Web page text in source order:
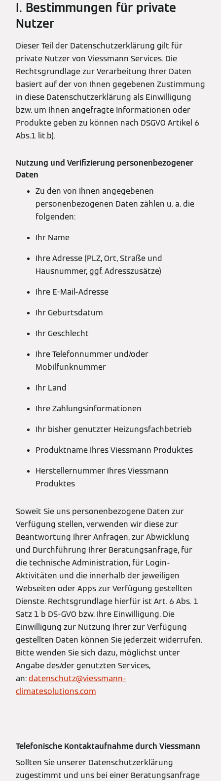
I. Bestimmungen für private
Nutzer
Dieser Teil der Datenschutzerklärung gilt für
private Nutzer von Viessmann Services. Die
Rechtsgrundlage zur Verarbeitung Ihrer Daten
basiert auf der von Ihnen gegebenen Zustimmung
in diese Datenschutzerklärung als Einwilligung
bzw. um Ihnen angefragte Informationen oder
Produkte geben zu können nach DSGVO Artikel 6
Abs.1 lit.b).
Nutzung und Verifizierung personenbezogener
Daten
Zu den von Ihnen angegebenen
personenbezogenen Daten zählen u. a. die
folgenden:
Ihr Name
Ihre Adresse (PLZ, Ort, Straße und
Hausnummer, ggf. Adresszusätze)
Ihre E-Mail-Adresse
Ihr Geburtsdatum
Ihr Geschlecht
Ihre Telefonnummer und/oder
Mobilfunknummer
Ihr Land
Ihre Zahlungsinformationen
Ihr bisher genutzter Heizungsfachbetrieb
Produktname Ihres Viessmann Produktes
Herstellernummer Ihres Viessmann
Produktes
Soweit Sie uns personenbezogene Daten zur
Verfügung stellen, verwenden wir diese zur
Beantwortung Ihrer Anfragen, zur Abwicklung
und Durchführung Ihrer Beratungsanfrage, für
die technische Administration, für Login-
Aktivitäten und die innerhalb der jeweiligen
Webseiten oder Apps zur Verfügung gestellten
Dienste. Rechtsgrundlage hierfür ist Art. 6 Abs. 1
Satz 1 b DS-GVO bzw. Ihre Einwilligung. Die
Einwilligung zur Nutzung Ihrer zur Verfügung
gestellten Daten können Sie jederzeit widerrufen.
Bitte wenden Sie sich dazu, möglichst unter
Angabe des/der genutzten Services,
an:datenschutz@viessmann-
climatesolutions.com
Telefonische Kontaktaufnahme durch Viessmann
Sollten Sie unserer Datenschutzerklärung
zugestimmt und uns bei einer Beratungsanfrage